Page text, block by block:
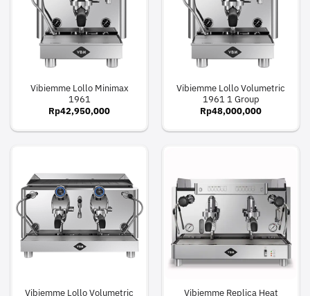
Vibiemme Lollo Minimax
1961
Rp42,950,000
Vibiemme Lollo Volumetric
1961 1 Group
Rp48,000,000
Vibiemme Lollo Volumetric
Vibiemme Replica Heat